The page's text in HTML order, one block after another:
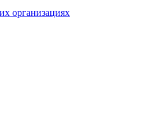
организациях